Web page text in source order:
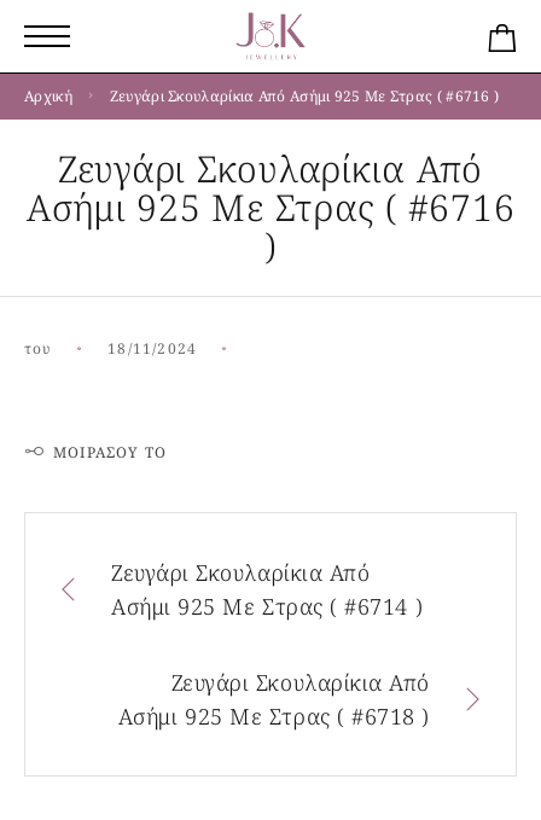
Αρχική Ζευγάρι Σκουλαρίκια Από Ασήμι 925 Με Στρας ( #6716 )
Ζευγάρι Σκουλαρίκια Από
Ασήμι 925 Με Στρας ( #6716
)
του 18/11/2024
ΜΟΙΡΆΣΟΥ ΤΟ
Ζευγάρι Σκουλαρίκια Από
Ασήμι 925 Με Στρας ( #6714 )
Ζευγάρι Σκουλαρίκια Από
Ασήμι 925 Με Στρας ( #6718 )